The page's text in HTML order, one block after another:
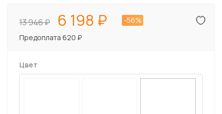
13 946 6 198
-56%
Предоплата 620 ₽
Цвет